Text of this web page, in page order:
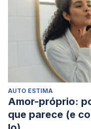
AUTO ESTIMA
Amor-próprio:
que parece (e